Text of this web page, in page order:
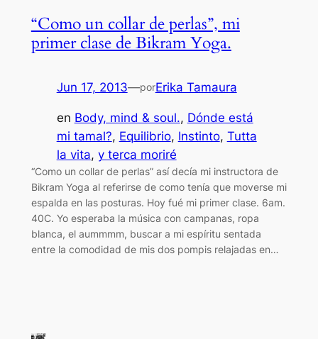
“Como un collar de perlas”, mi
primer clase de Bikram Yoga.
Jun 17, 2013—porErika Tamaura
en Body, mind & soul., Dónde está
mi tamal?, Equilibrio, Instinto, Tutta
la vita, y terca moriré
“Como un collar de perlas” así decía mi instructora de
Bikram Yoga al referirse de como tenía que moverse mi
espalda en las posturas. Hoy fué mi primer clase. 6am.
40C. Yo esperaba la música con campanas, ropa
blanca, el aummmm, buscar a mi espíritu sentada
entre la comodidad de mis dos pompis relajadas en…